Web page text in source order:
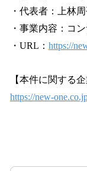
・代表者：上林
・事業内容：コ
・URL： https://
【本件に関する
https://new-